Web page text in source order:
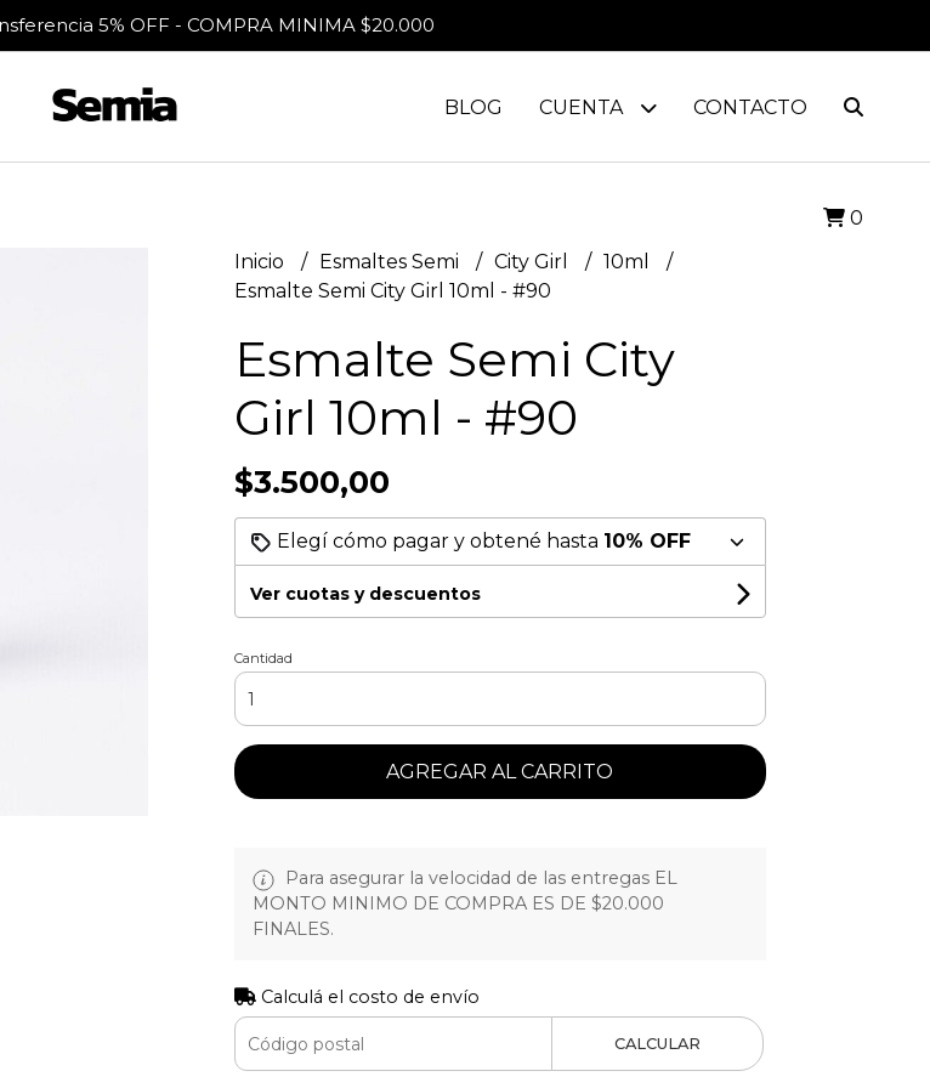
5% OFF - COMPRA MINIMA $20.000
BLOG CUENTA CONTACTO
0
Inicio Esmaltes Semi City Girl
10ml
Esmalte Semi City Girl 10ml - #90
Esmalte Semi City
Girl 10ml - #90
$3.500,00
Elegí cómo pagar y obtené hasta 10% OFF
Ver cuotas y descuentos
Cantidad
AGREGAR AL CARRITO
Para asegurar la velocidad de las entregas EL
MONTO MINIMO DE COMPRA ES DE $20.000
FINALES.
Calculá el costo de envío
CALCULAR